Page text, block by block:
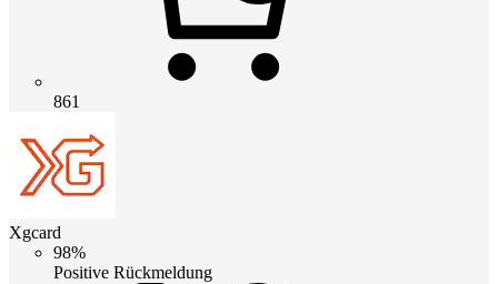
861
Xgcard
98%
Positive Rückmeldung